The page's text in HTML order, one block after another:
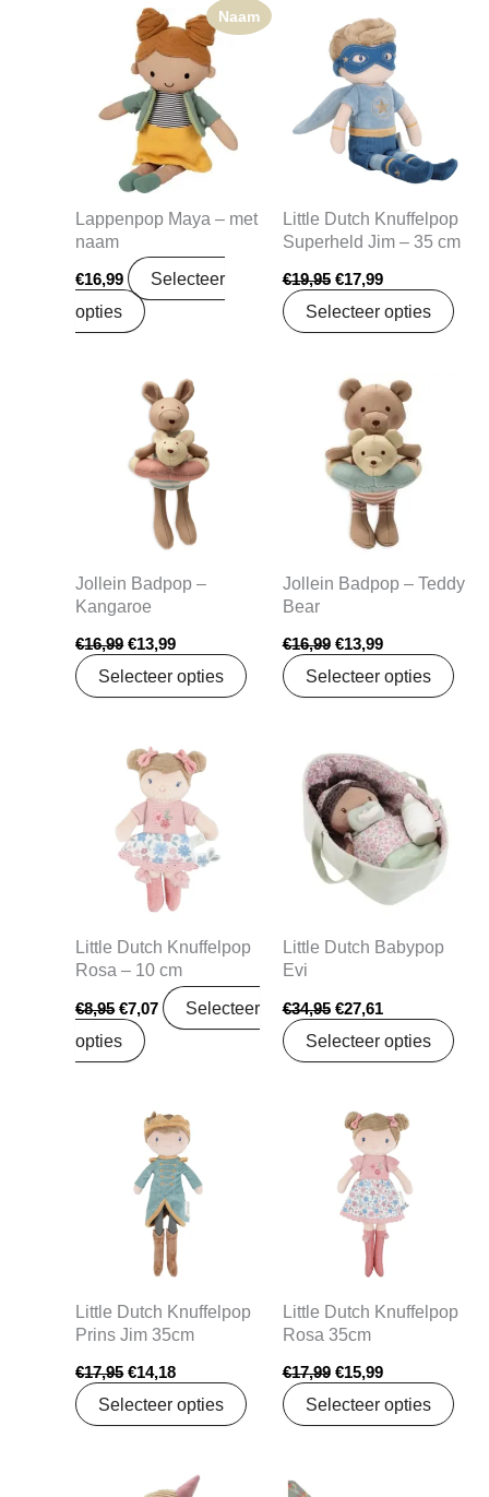
Naam
Lappenpop Maya – met
naam
€16,99
Selecteer
opties
Little Dutch Knuffelpop
Superheld Jim – 35 cm
€19,95
Oorspronkelijke
prijs
was:
€19,95.
€17,99
Huidige
prijs
is:
€17,99.
Selecteer opties
Jollein Badpop –
Kangaroe
€16,99
Oorspronkelijke
prijs
was:
€16,99.
€13,99
Huidige
prijs
is:
€13,99.
Selecteer opties
Jollein Badpop – Teddy
Bear
€16,99
Oorspronkelijke
prijs
was:
€16,99.
€13,99
Huidige
prijs
is:
€13,99.
Selecteer opties
Little Dutch Knuffelpop
Rosa – 10 cm
€8,95
Oorspronkelijke
prijs
was:
€8,95.
€7,07
Huidige
prijs
is:
€7,07.
Selecteer
opties
Little Dutch Babypop
Evi
€34,95
prijs
was:
€34,95.
€27,61
prijs
is:
€27,61.
Selecteer opties
Little Dutch Knuffelpop
Prins Jim 35cm
€17,95
Oorspronkelijke
prijs
was:
€17,95.
€14,18
prijs
is:
€14,18.
Selecteer opties
Little Dutch Knuffelpop
Rosa 35cm
€17,99
Oorspronkelijke
prijs
was:
€17,99.
€15,99
Huidige
prijs
is:
€15,99.
Selecteer opties
Oorspronkelijke
Huidige